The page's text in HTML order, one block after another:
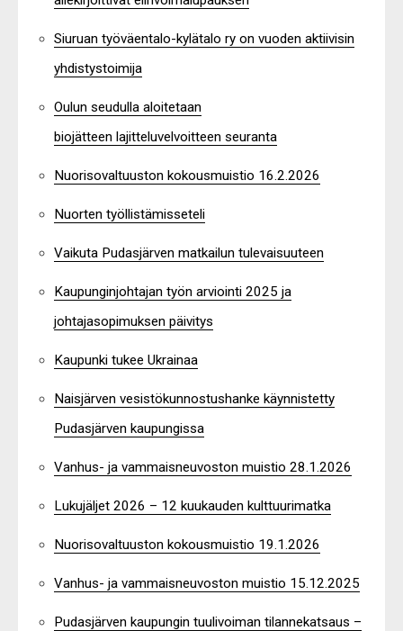
Siuruan työväentalo-kylätalo ry on vuoden aktiivisin
yhdistystoimija
Oulun seudulla aloitetaan
biojätteen lajitteluvelvoitteen seuranta
Nuorisovaltuuston kokousmuistio 16.2.2026
Nuorten työllistämisseteli
Vaikuta Pudasjärven matkailun tulevaisuuteen
Kaupunginjohtajan työn arviointi 2025 ja
johtajasopimuksen päivitys
Kaupunki tukee Ukrainaa
Naisjärven vesistökunnostushanke käynnistetty
Pudasjärven kaupungissa
Vanhus- ja vammaisneuvoston muistio 28.1.2026
Lukujäljet 2026 – 12 kuukauden kulttuurimatka
Nuorisovaltuuston kokousmuistio 19.1.2026
Vanhus- ja vammaisneuvoston muistio 15.12.2025
Pudasjärven kaupungin tuulivoiman tilannekatsaus –